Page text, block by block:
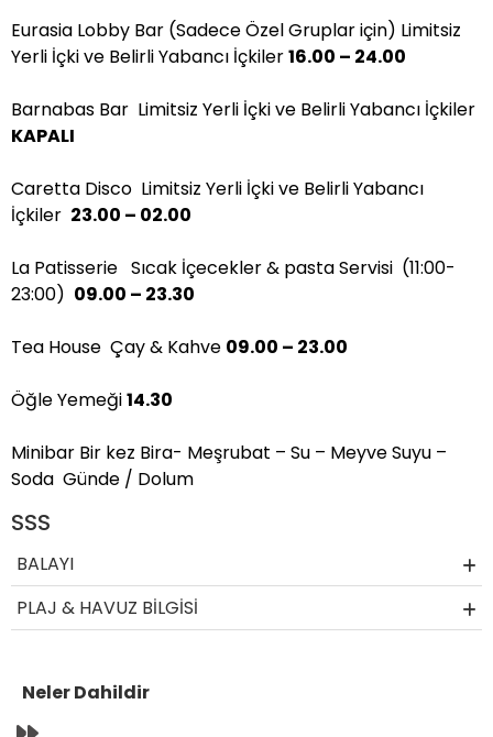
Eurasia Lobby Bar (Sadece Özel Gruplar için) Limitsiz
Yerli İçki ve Belirli Yabancı İçkiler16.00 – 24.00
Barnabas Bar Limitsiz Yerli İçki ve Belirli Yabancı İçkiler
KAPALI
Caretta Disco Limitsiz Yerli İçki ve Belirli Yabancı
İçkiler 23.00 – 02.00
La Patisserie Sıcak İçecekler & pasta Servisi (11:00-
23:00) 09.00 – 23.30
Tea House Çay & Kahve 09.00 – 23.00
Öğle Yemeği14.30
Minibar Bir kez Bira- Meşrubat – Su – Meyve Suyu –
Soda Günde / Dolum
SSS
BALAYI
PLAJ & HAVUZ BİLGİSİ
Neler Dahildir